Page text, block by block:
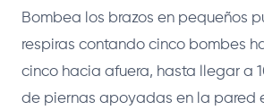
Bombea los brazos en pequeños
respiras contando cinco bombes
cinco hacia afuera, hasta llegar a
de piernas apoyadas en la pared